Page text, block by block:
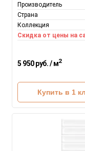
Производитель
Страна
Коллекция
Скидка от цены на
5 950 руб. / м2
Купить в 1